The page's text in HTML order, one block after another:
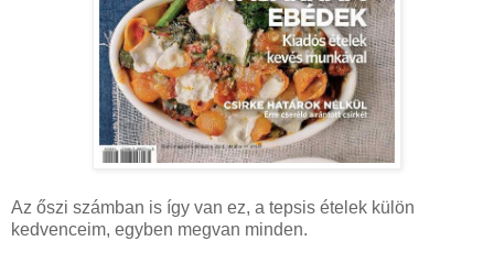
Az őszi számban is így van ez, a tepsis ételek külön
kedvenceim, egyben megvan minden.